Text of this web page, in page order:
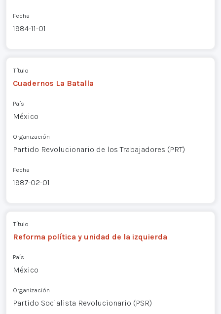
Fecha
1984-11-01
Título
Cuadernos La Batalla
País
México
Organización
Partido Revolucionario de los Trabajadores (PRT)
Fecha
1987-02-01
Título
Reforma política y unidad de la izquierda
País
México
Organización
Partido Socialista Revolucionario (PSR)